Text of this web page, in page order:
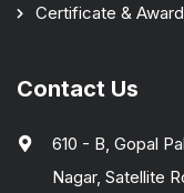
Certificate & Award
Contact Us
610 - B, Gopal
Nagar, Satellite